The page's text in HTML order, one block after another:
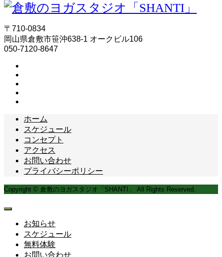
〒710-0834
岡山県倉敷市笹沖638-1 オークビル106
050-7120-8647
ホーム
スケジュール
コンセプト
アクセス
お問い合わせ
プライバシーポリシー
Copyright © 倉敷のヨガスタジオ「SHANTI」 All Rights Reserved.
お知らせ
スケジュール
無料体験
お問い合わせ